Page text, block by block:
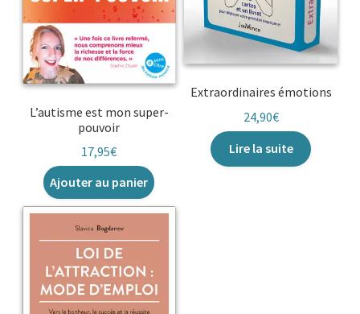
L’autisme est mon super-
pouvoir
17,95€
Ajouter au panier
Extraordinaires émotions
24,90€
Lire la suite